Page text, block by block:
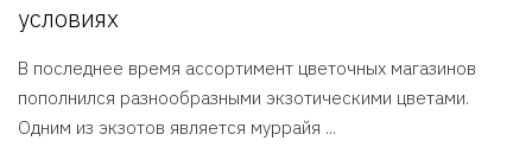
условиях
В последнее время ассортимент цветочных магазинов
пополнился разнообразными экзотическими цветами.
Одним из экзотов является муррайя ...